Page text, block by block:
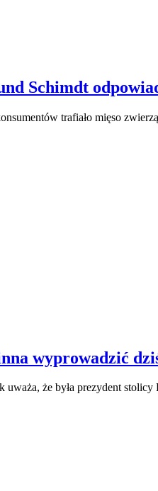
Schimdt
trafiało mięso
wyprowadzić
że była prezydent